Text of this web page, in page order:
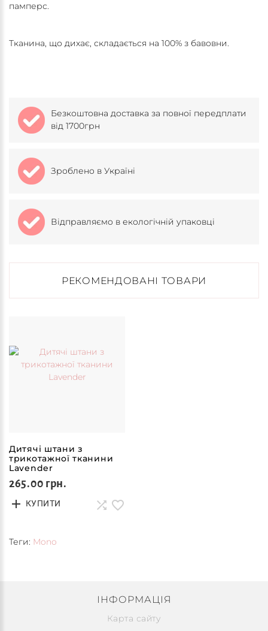
памперс.
Тканина, що дихає, складається на 100% з бавовни.
Безкоштовна доставка за повної передплати
від 1700грн
Зроблено в Україні
Відправляємо в екологічній упаковці
РЕКОМЕНДОВАНІ ТОВАРИ
Дитячі штани з
трикотажної тканини
Lavender
265.00 грн.
КУПИТИ
Теги: Mono
ІНФОРМАЦІЯ
Карта сайту